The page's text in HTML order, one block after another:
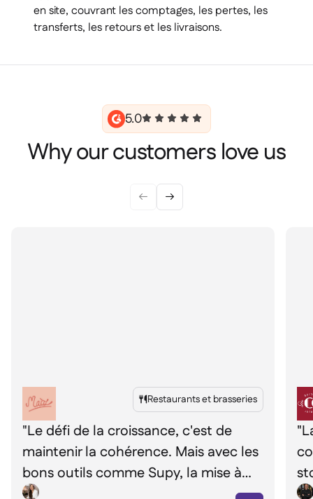
en site, couvrant les comptages, les pertes, les
transferts, les retours et les livraisons.
5.0
Why our customers love us
 
Restaurants et brasseries
"Le défi de la croissance, c'est de
maintenir la cohérence. Mais avec les
bons outils comme Supy, la mise à
l'échelle se fait de façon